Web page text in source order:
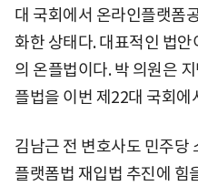
대 국회에서 온라인플랫폼
화한 상태다. 대표적인 법
의 온플법이다. 박 의원은
플법을 이번 제22대 국회
김남근 전 변호사도 민주당
플랫폼법 재입법 추진에 힘